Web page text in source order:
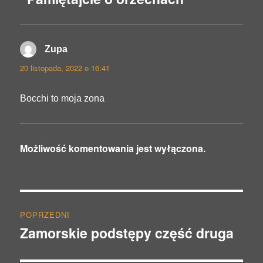
Zupa
20 listopada, 2022 o 16:41
Bocchi to moja zona
Możliwość komentowania jest wyłączona.
wpisu
POPRZEDNI
Poprzedni
Zamorskie podstępy część druga